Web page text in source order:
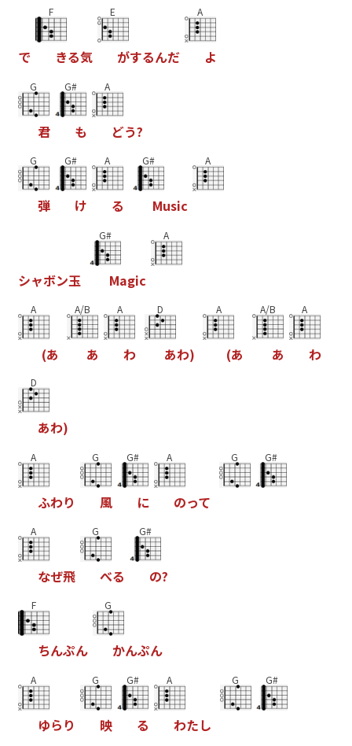
で
F
きる気
E
がするんだ
A
よ
G
君
G#
も
A
どう?
G
弾
G#
け
A
る
G#
Music
A
シャボン玉
G#
Magic
A
A
(あ
A/B
あ
A
わ
D
あわ)
A
(あ
A/B
あ
A
わ
D
あわ)
A
ふわり
G
風
G#
に
A
のって
G G#
A
なぜ飛
G
べる
G#
の?
F
ちんぷん
G
かんぷん
A
ゆら り
G
映
G#
る
A
わたし
G G#